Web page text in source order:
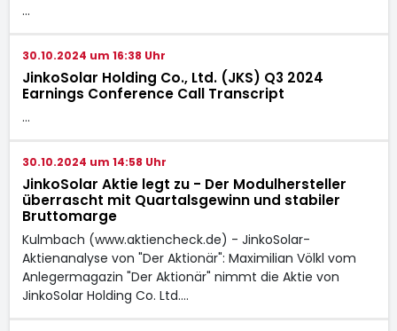
…
30.10.2024 um 16:38 Uhr
JinkoSolar Holding Co., Ltd. (JKS) Q3 2024
Earnings Conference Call Transcript
…
30.10.2024 um 14:58 Uhr
JinkoSolar Aktie legt zu - Der Modulhersteller
überrascht mit Quartalsgewinn und stabiler
Bruttomarge
Kulmbach (www.aktiencheck.de) - JinkoSolar-
Aktienanalyse von "Der Aktionär": Maximilian Völkl vom
Anlegermagazin "Der Aktionär" nimmt die Aktie von
JinkoSolar Holding Co. Ltd.…